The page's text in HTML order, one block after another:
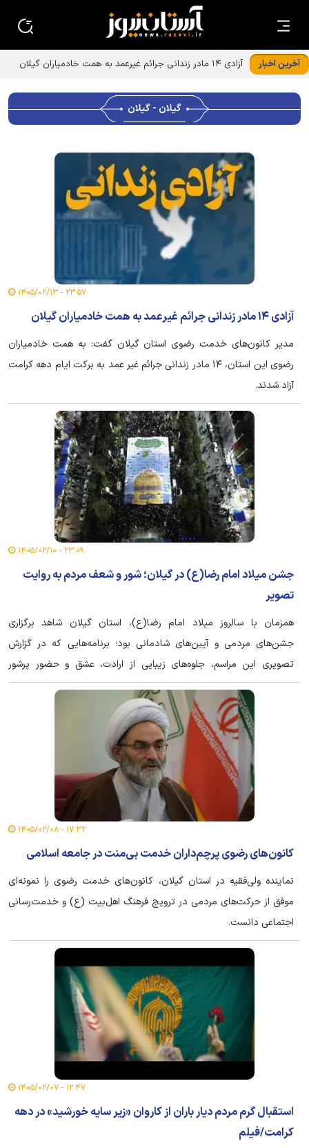
آخرین اخبار
گیلان - گیلان
۲۳:۵۷ - ۱۴۰۵/۰۲/۱۳
آزادی ۱۴ مادر زندانی جرائم غیرعمد به همت خادمیاران گیلان
مدیر کانون‌های خدمت رضوی استان گیلان گفت: به همت خادمیاران
رضوی این استان، ۱۴ مادر زندانی جرائم غیر عمد به برکت ایام دهه کرامت
آزاد شدند.
۲۳:۰۹ - ۱۴۰۵/۰۲/۱۰
جشن میلاد امام رضا(ع) در گیلان؛ شور و شعف مردم به روایت
تصویر
همزمان با سالروز میلاد امام رضا(ع)، استان گیلان شاهد برگزاری
جشن‌های مردمی و آیین‌های شادمانی بود؛ برنامه‌هایی که در گزارش
تصویری این مراسم، جلوه‌های زیبایی از ارادت، عشق و حضور پرشور
گیلانی‌ها را به نمایش می‌گذارد.
۱۷:۳۲ - ۱۴۰۵/۰۲/۰۸
کانون‌های رضوی پرچم‌داران خدمت بی‌منت در جامعه اسلامی
نماینده ولی‌فقیه در استان گیلان، کانون‌های خدمت رضوی را نمونه‌ای
موفق از حرکت‌های مردمی در ترویج فرهنگ اهل‌بیت (ع) و خدمت‌رسانی
اجتماعی دانست.
۱۲:۴۷ - ۱۴۰۵/۰۲/۰۷
استقبال گرم مردم دیار باران از کاروان «زیر سایه خورشید» در دهه
کرامت/فیلم